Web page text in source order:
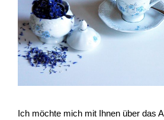
Ich möchte mich mit Ihnen über das